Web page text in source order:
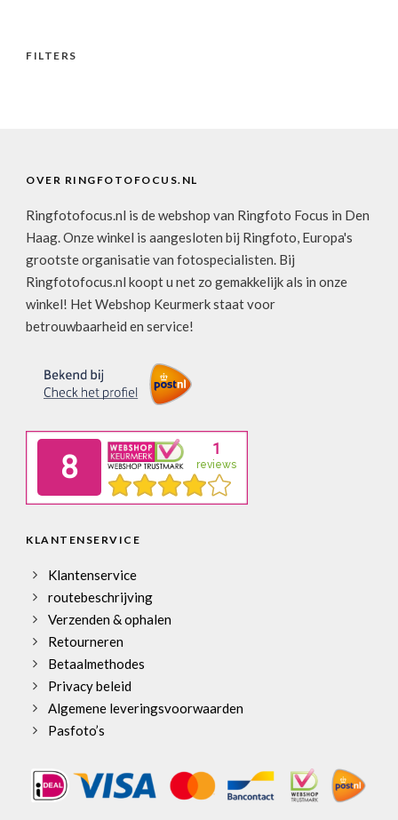
FILTERS
OVER RINGFOTOFOCUS.NL
Ringfotofocus.nl is de webshop van Ringfoto Focus in Den
Haag. Onze winkel is aangesloten bij Ringfoto, Europa's
grootste organisatie van fotospecialisten. Bij
Ringfotofocus.nl koopt u net zo gemakkelijk als in onze
winkel! Het Webshop Keurmerk staat voor
betrouwbaarheid en service!
KLANTENSERVICE
Klantenservice
routebeschrijving
Verzenden & ophalen
Retourneren
Betaalmethodes
Privacy beleid
Algemene leveringsvoorwaarden
Pasfoto’s